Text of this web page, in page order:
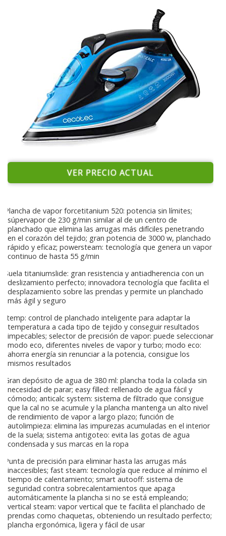
VER PRECIO ACTUAL
Plancha de vapor forcetitanium 520: potencia sin límites;
súpervapor de 230 g/min similar al de un centro de
planchado que elimina las arrugas más difíciles penetrando
en el corazón del tejido; gran potencia de 3000 w, planchado
rápido y eficaz; powersteam: tecnología que genera un vapor
continuo de hasta 55 g/min
Suela titaniumslide: gran resistencia y antiadherencia con un
deslizamiento perfecto; innovadora tecnología que facilita el
desplazamiento sobre las prendas y permite un planchado
más ágil y seguro
Itemp: control de planchado inteligente para adaptar la
temperatura a cada tipo de tejido y conseguir resultados
impecables; selector de precisión de vapor: puede seleccionar
modo eco, diferentes niveles de vapor y turbo; modo eco:
ahorra energía sin renunciar a la potencia, consigue los
mismos resultados
Gran depósito de agua de 380 ml: plancha toda la colada sin
necesidad de parar; easy filled: rellenado de agua fácil y
cómodo; anticalc system: sistema de filtrado que consigue
que la cal no se acumule y la plancha mantenga un alto nivel
de rendimiento de vapor a largo plazo; función de
autolimpieza: elimina las impurezas acumuladas en el interior
de la suela; sistema antigoteo: evita las gotas de agua
condensada y sus marcas en la ropa
Punta de precisión para eliminar hasta las arrugas más
inaccesibles; fast steam: tecnología que reduce al mínimo el
tiempo de calentamiento; smart autooff: sistema de
seguridad contra sobrecalentamientos que apaga
automáticamente la plancha si no se está empleando;
vertical steam: vapor vertical que te facilita el planchado de
prendas como chaquetas, obteniendo un resultado perfecto;
plancha ergonómica, ligera y fácil de usar